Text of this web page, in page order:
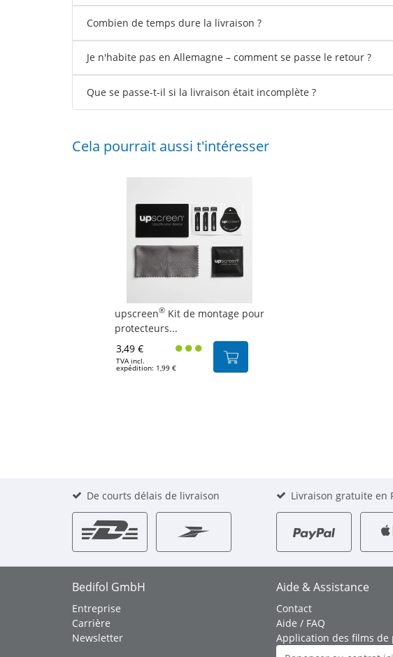
Combien de temps dure la livraison ?
Je n'habite pas en Allemagne – comment se passe le retour ?
Que se passe-t-il si la livraison était incomplète ?
Cela pourrait aussi t'intéresser
upscreen®Kit de montage pour
protecteurs...
3,49 €
TVA incl.
expédition: 1,99 €
De courts délais de livraison Livraison gratuite en
Bedifol GmbH
Entreprise
Carrière
Newsletter
Aide & Assistance
Contact
Aide / FAQ
Application des films de